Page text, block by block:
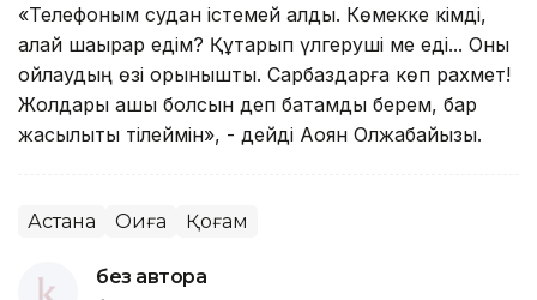
«Телефоным судан істемей қалды. Көмекке кімді,
қалай шақырар едім? Құтқарып үлгеруші ме еді... Оны
ойлаудың өзі қорқынышты. Сарбаздарға көп рахмет!
Жолдары ашық болсын деп батамды берем, бар
жақсылықты тілеймін», - дейді Аққоян Олжабайқызы.
Астана Оқиға Қоғам
без автора